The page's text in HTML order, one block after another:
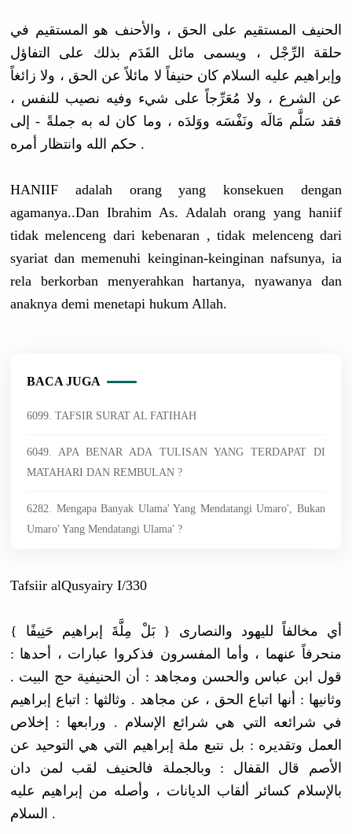
الحنيف المستقيم على الحق ، والأحنف هو المستقيم في
حلقة الرِّجْل ، ويسمى مائل القَدَم بذلك على التفاؤل
وإبراهيم عليه السلام كان حنيفاً لا مائلاً عن الحق ، ولا زائغاً
عن الشرع ، ولا مُعَرِّجاً على شيء وفيه نصيب للنفس ،
فقد سَلَّم مَالَه ونَفْسَه ووَلدَه ، وما كان له به جملةً - إلى
حكم الله وانتظار أمره .
HANIIF adalah orang yang konsekuen dengan
agamanya..Dan Ibrahim As. Adalah orang yang haniif
tidak melenceng dari kebenaran , tidak melenceng dari
syariat dan memenuhi keinginan-keinginan nafsunya, ia
rela berkorban menyerahkan hartanya, nyawanya dan
anaknya demi menetapi hukum Allah.
BACA JUGA
6099. TAFSIR SURAT AL FATIHAH
6049. APA BENAR ADA TULISAN YANG TERDAPAT DI
MATAHARI DAN REMBULAN ?
6282. Mengapa Banyak Ulama' Yang Mendatangi Umaro', Bukan
Umaro' Yang Mendatangi Ulama' ?
Tafsiir alQusyairy I/330
{ بَلْ مِلَّةَ إبراهيم حَنِيفًا } أي مخالفاً لليهود والنصارى
منحرفاً عنهما ، وأما المفسرون فذكروا عبارات ، أحدها :
قول ابن عباس والحسن ومجاهد : أن الحنيفية حج البيت .
وثانيها : أنها اتباع الحق ، عن مجاهد . وثالثها : اتباع إبراهيم
في شرائعه التي هي شرائع الإسلام . ورابعها : إخلاص
العمل وتقديره : بل نتبع ملة إبراهيم التي هي التوحيد عن
الأصم قال القفال : وبالجملة فالحنيف لقب لمن دان
بالإسلام كسائر ألقاب الديانات ، وأصله من إبراهيم عليه
السلام .